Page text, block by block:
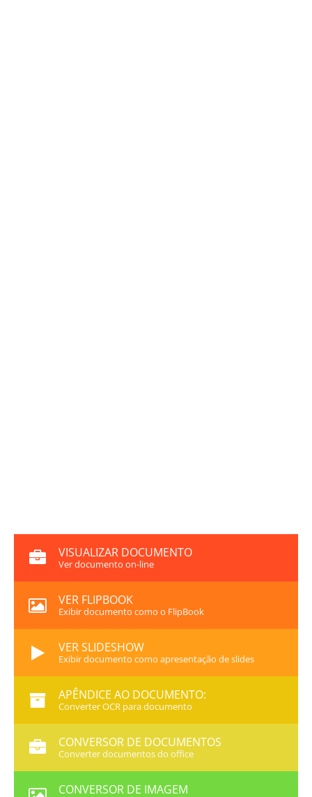
VISUALIZAR DOCUMENTO
Ver documento on-line
VER FLIPBOOK
Exibir documento como o FlipBook
VER SLIDESHOW
Exibir documento como apresentação de slides
APÊNDICE AO DOCUMENTO:
Converter OCR para documento
CONVERSOR DE DOCUMENTOS
Converter documentos do office
CONVERSOR DE IMAGEM